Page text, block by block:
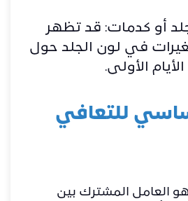
أو كدمات: قد تظهر
في لون الجلد حول
الأولى.
للتعافي
العامل المشترك بين